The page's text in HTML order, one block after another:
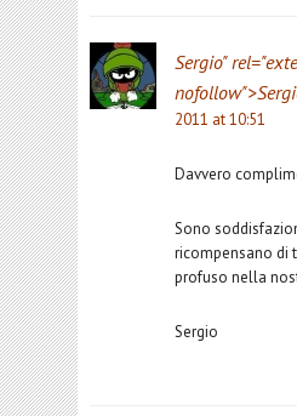
Sergio"
2011 at 10:51
Davvero
Sono
ricompensano di
profuso nella
Sergio